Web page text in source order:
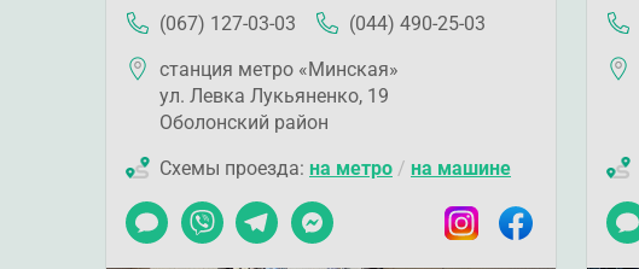
(067) 127-03-03
(044) 490-25-03
станция метро «Минская»
ул. Левка Лукьяненко, 19
Оболонский район
Схемы проезда: на метро / на машине
Чат Viber TelegramMessenger InstagramFacebook Чат